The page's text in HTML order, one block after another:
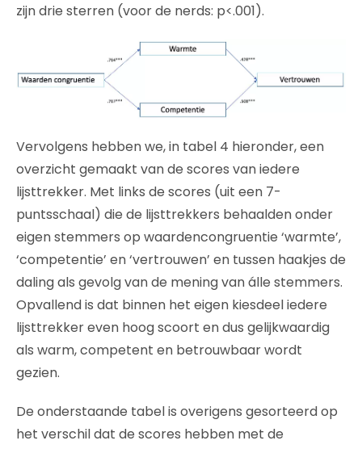
zijn drie sterren (voor de nerds: p<.001).
Vervolgens hebben we, in tabel 4 hieronder, een
overzicht gemaakt van de scores van iedere
lijsttrekker. Met links de scores (uit een 7-
puntsschaal) die de lijsttrekkers behaalden onder
eigen stemmers op waardencongruentie ‘warmte’,
‘competentie’ en ‘vertrouwen’ en tussen haakjes de
daling als gevolg van de mening van álle stemmers.
Opvallend is dat binnen het eigen kiesdeel iedere
lijsttrekker even hoog scoort en dus gelijkwaardig
als warm, competent en betrouwbaar wordt
gezien.
De onderstaande tabel is overigens gesorteerd op
het verschil dat de scores hebben met de